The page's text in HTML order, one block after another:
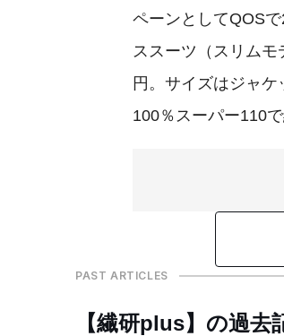
ペーンとしてQOS
ススーツ（スリム
円。サイズはジャ
100％スーパー110
PAST ARTICLES
【繊研plus】の過去